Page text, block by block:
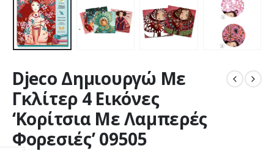
Djeco Δημιουργώ Με
Γκλίτερ 4 Εικόνες
‘Κορίτσια Με Λαμπερές
Φορεσιές’ 09505